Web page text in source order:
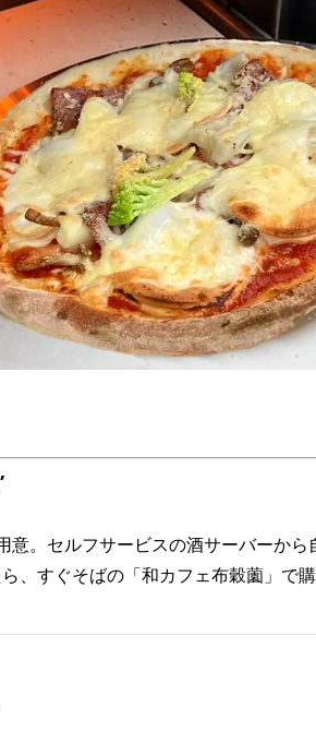
。セルフサービスの酒サーバーか
、すぐそばの「和カフェ布穀薗」で購